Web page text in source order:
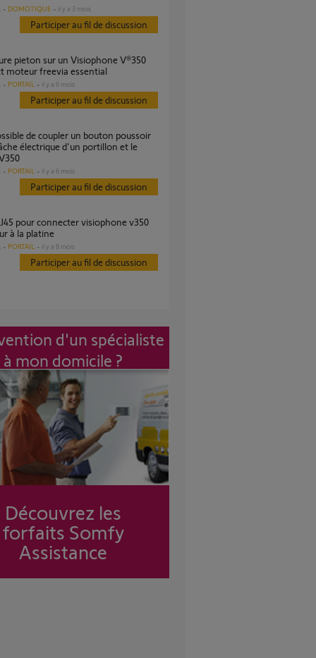
DOMOTIQUE il y a 3 mois
Participer au fil de discussion
moteur freevia essential
PORTAIL il y a 6 mois
Participer au fil de discussion
électrique d'un portillon et le
PORTAIL il y a 6 mois
Participer au fil de discussion
à la platine
PORTAIL il y a 8 mois
Participer au fil de discussion
d'un spécialiste
à mon domicile ?
Découvrez les
forfaits Somfy
Assistance